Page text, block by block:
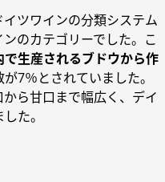
ツワインの分類システム
のカテゴリーでした。こ
生産されるブドウから作
7％とされていました。
ら甘口まで幅広く、デイ
た。